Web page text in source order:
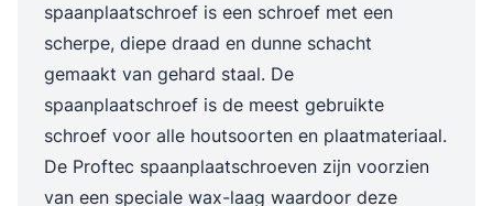
spaanplaatschroef is een schroef met een
scherpe, diepe draad en dunne schacht
gemaakt van gehard staal. De
spaanplaatschroef is de meest gebruikte
schroef voor alle houtsoorten en plaatmateriaal.
De Proftec spaanplaatschroeven zijn voorzien
van een speciale wax-laag waardoor deze